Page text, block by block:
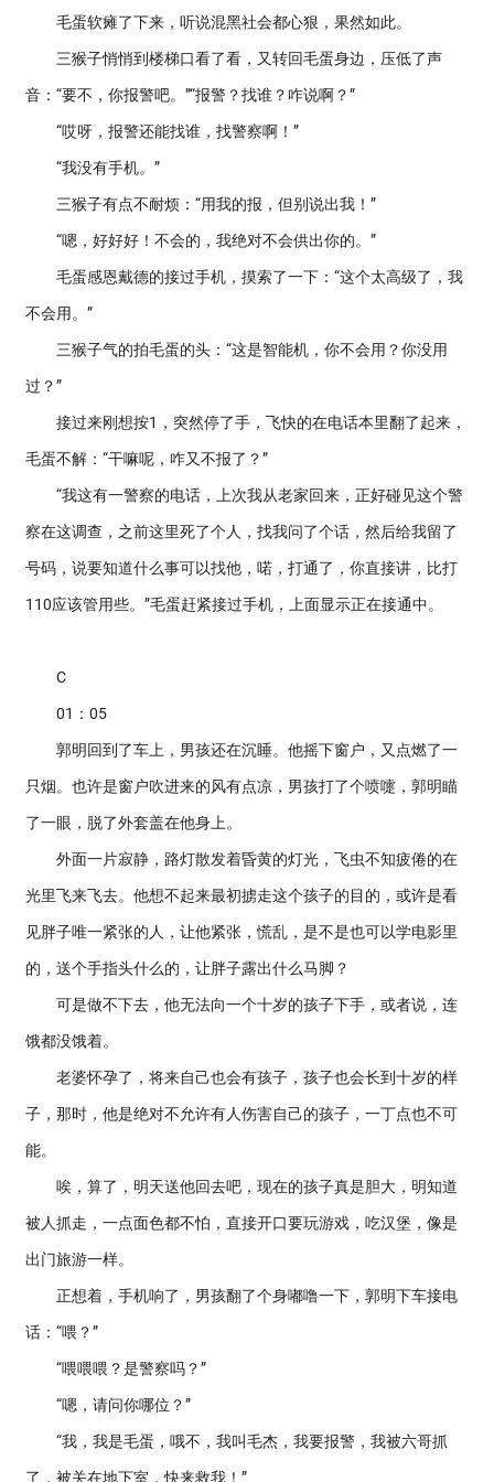
毛蛋软瘫了下来，听说混黑社会都心狠，果然如此。
三猴子悄悄到楼梯口看了看，又转回毛蛋身边，压低了声
音：“要不，你报警吧。”“报警？找谁？咋说啊？”
“哎呀，报警还能找谁，找警察啊！”
“我没有手机。”
三猴子有点不耐烦：“用我的报，但别说出我！”
“嗯，好好好！不会的，我绝对不会供出你的。”
毛蛋感恩戴德的接过手机，摸索了一下：“这个太高级了，我
不会用。”
三猴子气的拍毛蛋的头：“这是智能机，你不会用？你没用
过？”
接过来刚想按1，突然停了手，飞快的在电话本里翻了起来，
毛蛋不解：“干嘛呢，咋又不报了？”
“我这有一警察的电话，上次我从老家回来，正好碰见这个警
察在这调查，之前这里死了个人，找我问了个话，然后给我留了
号码，说要知道什么事可以找他，喏，打通了，你直接讲，比打
110应该管用些。”毛蛋赶紧接过手机，上面显示正在接通中。
C
01：05
郭明回到了车上，男孩还在沉睡。他摇下窗户，又点燃了一
只烟。也许是窗户吹进来的风有点凉，男孩打了个喷嚏，郭明瞄
了一眼，脱了外套盖在他身上。
外面一片寂静，路灯散发着昏黄的灯光，飞虫不知疲倦的在
光里飞来飞去。他想不起来最初掳走这个孩子的目的，或许是看
见胖子唯一紧张的人，让他紧张，慌乱，是不是也可以学电影里
的，送个手指头什么的，让胖子露出什么马脚？
可是做不下去，他无法向一个十岁的孩子下手，或者说，连
饿都没饿着。
老婆怀孕了，将来自己也会有孩子，孩子也会长到十岁的样
子，那时，他是绝对不允许有人伤害自己的孩子，一丁点也不可
能。
唉，算了，明天送他回去吧，现在的孩子真是胆大，明知道
被人抓走，一点面色都不怕，直接开口要玩游戏，吃汉堡，像是
出门旅游一样。
正想着，手机响了，男孩翻了个身嘟噜一下，郭明下车接电
话：“喂？”
“喂喂喂？是警察吗？”
“嗯，请问你哪位？”
“我，我是毛蛋，哦不，我叫毛杰，我要报警，我被六哥抓
了，被关在地下室，快来救我！”